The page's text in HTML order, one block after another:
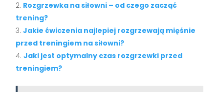
Rozgrzewka na siłowni – od czego zacząć
trening?
Jakie ćwiczenia najlepiej rozgrzewają mięśnie
przed treningiem na siłowni?
Jaki jest optymalny czas rozgrzewki przed
treningiem?